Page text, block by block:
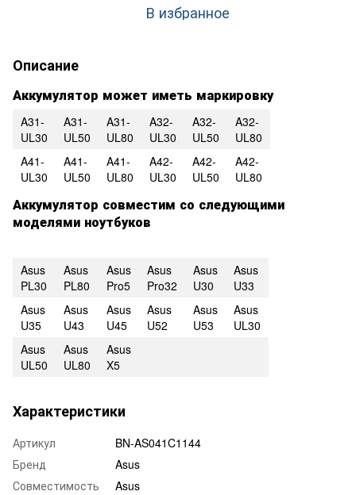
В избранное
Описание
Аккумулятор может иметь маркировку
A31-
UL30
A31-
UL50
A31-
UL80
A32-
UL30
A32-
UL50
A32-
UL80
A41-
UL30
A41-
UL50
A41-
UL80
A42-
UL30
A42-
UL50
A42-
UL80
Аккумулятор совместим со следующими
моделями ноутбуков
Asus
PL30
Asus
PL80
Asus
Pro5
Asus
Pro32
Asus
U30
Asus
U33
Asus
U35
Asus
U43
Asus
U45
Asus
U52
Asus
U53
Asus
UL30
Asus
UL50
Asus
UL80
Asus
X5
Характеристики
Артикул
BN-AS041C1144
Бренд
Asus
Совместимость
Asus